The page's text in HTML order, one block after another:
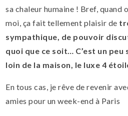
sa chaleur humaine ! Bref, quand
moi, ça fait tellement plaisir de
sympathique, de pouvoir
quoi que ce soit… C’est un peu
loin de la maison, le luxe 4
En tous cas, je rêve de revenir
amies pour un week-end à Paris